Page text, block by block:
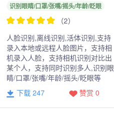
识别眼睛/口罩/张嘴/摇头/年龄/眨眼
（2）
人脸识别,离线识别,活体识别,支持
录入本地或远程人脸图片，支持相
机录入人脸，支持相机识别对比出
某个人，支持同时识别多人,识别眼
睛/口罩/张嘴/年龄/摇头/眨眼等
下载 247
赞赏 0